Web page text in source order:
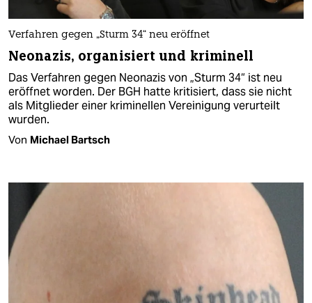
Verfahren gegen „Sturm 34“ neu eröffnet
Neonazis, organisiert und kriminell
Das Verfahren gegen Neonazis von „Sturm 34“ ist neu
eröffnet worden. Der BGH hatte kritisiert, dass sie nicht
als Mitglieder einer kriminellen Vereinigung verurteilt
wurden.
Von Michael Bartsch